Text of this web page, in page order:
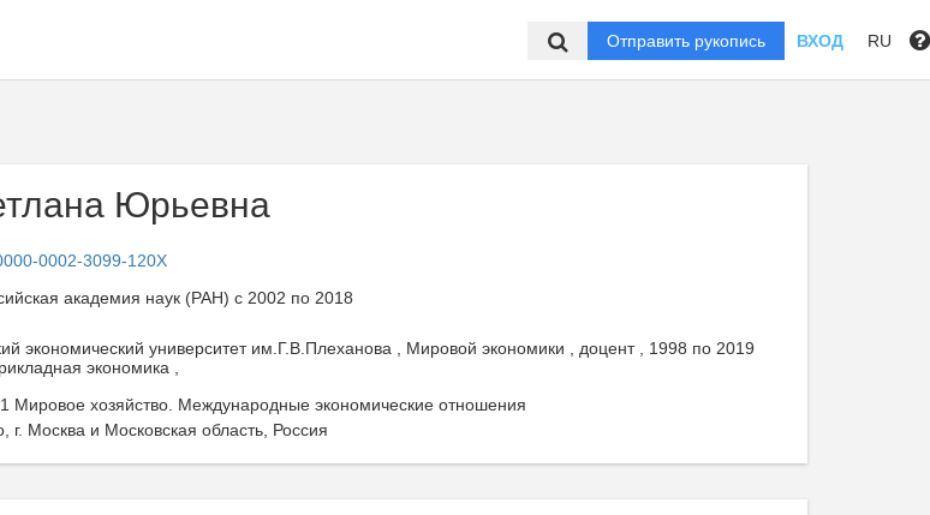
Отправить рукопись ВХОД RU
Юрьевна
0002-3099-120X
академия наук (РАН) с 2002 по 2018
экономический университет им.Г.В.Плеханова , Мировой экономики , доцент , 1998 по 2019
экономика ,
Мировое хозяйство. Международные экономические отношения
г. Москва и Московская область, Россия